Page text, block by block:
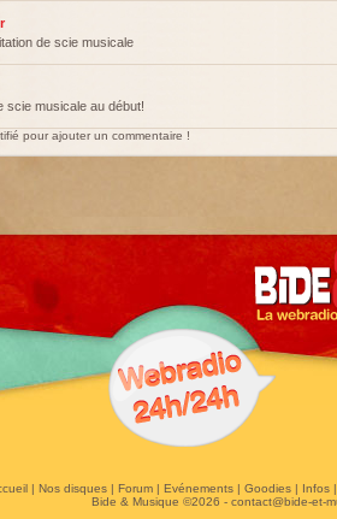
de scie musicale
scie musicale au début!
pour ajouter un commentaire !
| Nos disques| Forum| Evénements| Goodies| Infos
Bide & Musique ©2026 - contact@bide-et-